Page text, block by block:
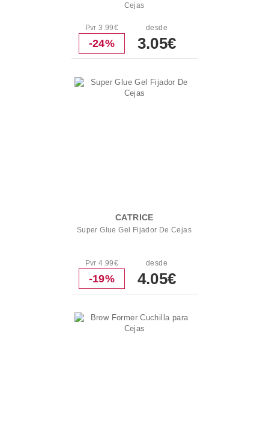
Cejas
Pvr 3.99€
-24%
desde
3.05€
CATRICE
Super Glue Gel Fijador De Cejas
Pvr 4.99€
-19%
desde
4.05€